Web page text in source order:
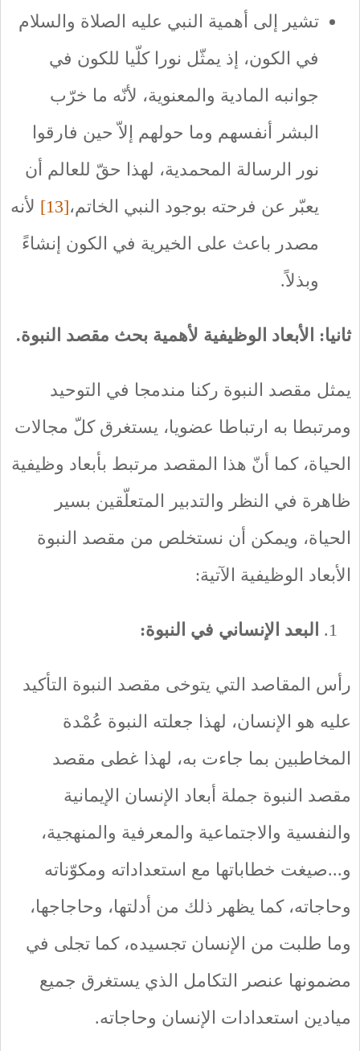
تشير إلى أهمية النبي عليه الصلاة والسلام
في الكون، إذ يمثّل نورا كلّيا للكون في
جوانبه المادية والمعنوية، لأنّه ما خرّب
البشر أنفسهم وما حولهم إلاّ حين فارقوا
نور الرسالة المحمدية، لهذا حقّ للعالم أن
يعبّر عن فرحته بوجود النبي الخاتم،[13]
لأنه
مصدر باعث على الخيرية في الكون إنشاءً
وبذلاً.
ثانيا: الأبعاد الوظيفية لأهمية بحث مقصد النبوة.
يمثل مقصد النبوة ركنا مندمجا في التوحيد
ومرتبطا به ارتباطا عضويا، يستغرق كلّ مجالات
الحياة، كما أنّ هذا المقصد مرتبط بأبعاد وظيفية
ظاهرة في النظر والتدبير المتعلّقين بسير
الحياة، ويمكن أن نستخلص من مقصد النبوة
الأبعاد الوظيفية الآتية:
البعد الإنساني في النبوة:
رأس المقاصد التي يتوخى مقصد النبوة التأكيد
عليه هو الإنسان، لهذا جعلته النبوة عُمْدة
المخاطبين بما جاءت به، لهذا غطى مقصد
مقصد النبوة جملة أبعاد الإنسان الإيمانية
والنفسية والاجتماعية والمعرفية والمنهجية،
و...صيغت خطاباتها مع استعداداته ومكوّناته
وحاجاته، كما يظهر ذلك من أدلتها، وحاجاجها،
وما طلبت من الإنسان تجسيده، كما تجلى في
مضمونها عنصر التكامل الذي يستغرق جميع
ميادين استعدادات الإنسان وحاجاته.